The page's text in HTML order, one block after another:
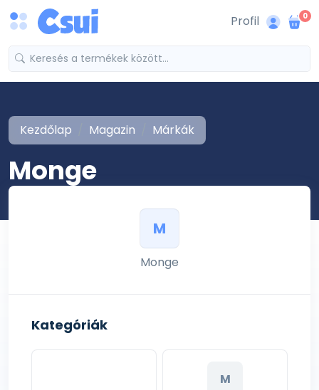
Profil 0
Kezdőlap Magazin Márkák
Monge
M
Monge
Kategóriák
M